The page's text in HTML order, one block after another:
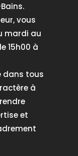
vous
mardi au
15h00 à
dans tous
à
et